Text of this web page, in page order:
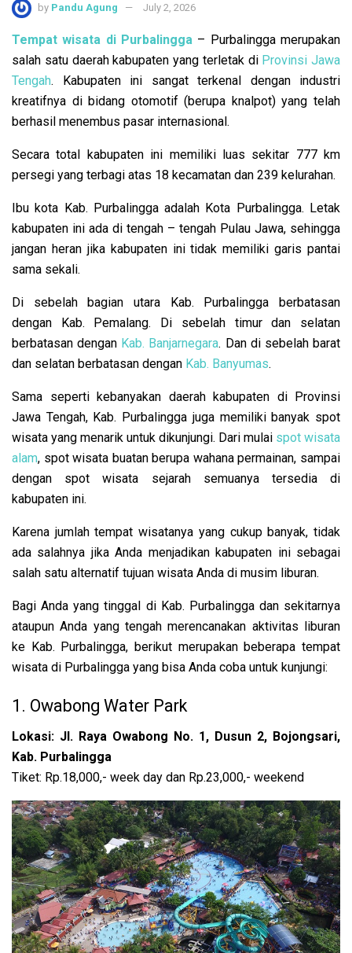
by Pandu Agung July 2, 2026
Tempat wisata di Purbalingga – Purbalingga merupakan
salah satu daerah kabupaten yang terletak di Provinsi Jawa
Tengah. Kabupaten ini sangat terkenal dengan industri
kreatifnya di bidang otomotif (berupa knalpot) yang telah
berhasil menembus pasar internasional.
Secara total kabupaten ini memiliki luas sekitar 777 km
persegi yang terbagi atas 18 kecamatan dan 239 kelurahan.
Ibu kota Kab. Purbalingga adalah Kota Purbalingga. Letak
kabupaten ini ada di tengah – tengah Pulau Jawa, sehingga
jangan heran jika kabupaten ini tidak memiliki garis pantai
sama sekali.
Di sebelah bagian utara Kab. Purbalingga berbatasan
dengan Kab. Pemalang. Di sebelah timur dan selatan
berbatasan dengan Kab. Banjarnegara. Dan di sebelah barat
dan selatan berbatasan dengan Kab. Banyumas.
Sama seperti kebanyakan daerah kabupaten di Provinsi
Jawa Tengah, Kab. Purbalingga juga memiliki banyak spot
wisata yang menarik untuk dikunjungi. Dari mulai spot wisata
alam, spot wisata buatan berupa wahana permainan, sampai
dengan spot wisata sejarah semuanya tersedia di
kabupaten ini.
Karena jumlah tempat wisatanya yang cukup banyak, tidak
ada salahnya jika Anda menjadikan kabupaten ini sebagai
salah satu alternatif tujuan wisata Anda di musim liburan.
Bagi Anda yang tinggal di Kab. Purbalingga dan sekitarnya
ataupun Anda yang tengah merencanakan aktivitas liburan
ke Kab. Purbalingga, berikut merupakan beberapa tempat
wisata di Purbalingga yang bisa Anda coba untuk kunjungi:
1. Owabong Water Park
Lokasi: Jl. Raya Owabong No. 1, Dusun 2, Bojongsari,
Kab. Purbalingga
Tiket: Rp.18,000,- week day dan Rp.23,000,- weekend